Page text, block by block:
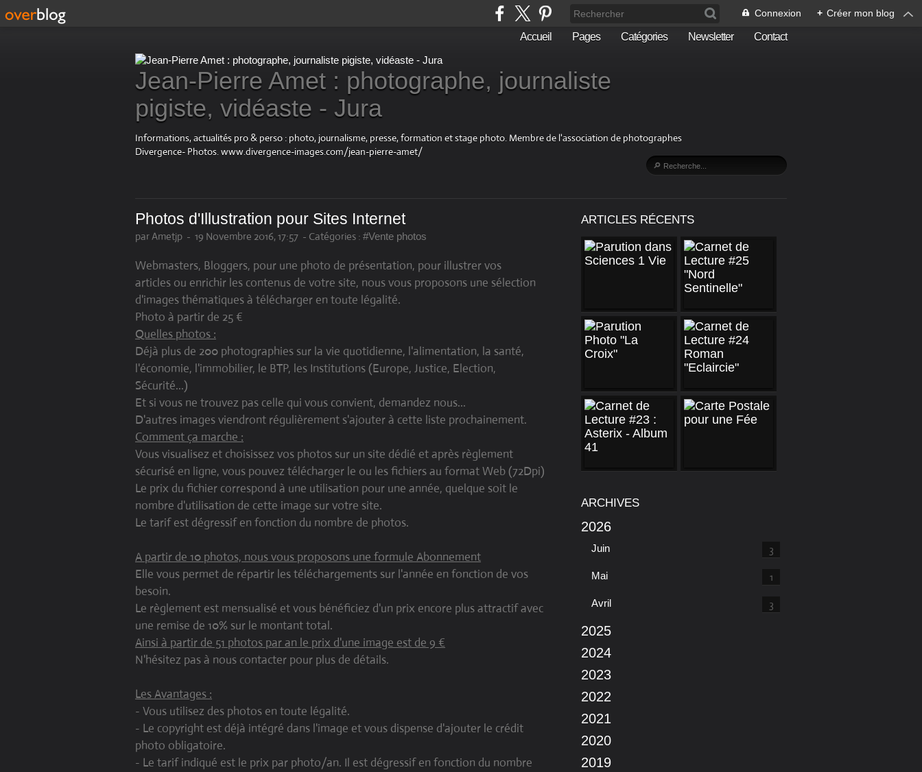
Connexion + Créer mon blog
Accueil Pages Catégories Newsletter Contact
Jean-Pierre Amet : photographe, journaliste
pigiste, vidéaste - Jura
Informations, actualités pro & perso : photo, journalisme, presse, formation et stage photo. Membre de l'association de photographes
Divergence- Photos. www.divergence-images.com/jean-pierre-amet/
Photos d'Illustration pour Sites Internet
par Ametjp - 19 Novembre 2016, 17:57 - Catégories : #Vente photos
Webmasters, Bloggers, pour une photo de présentation, pour illustrer vos
articles ou enrichir les contenus de votre site, nous vous proposons une sélection
d'images thématiques à télécharger en toute légalité.
Photo à partir de 25 €
Quelles photos :
Déjà plus de 200 photographies sur la vie quotidienne, l'alimentation, la santé,
l'économie, l'immobilier, le BTP, les Institutions (Europe, Justice, Election,
Sécurité...)
Et si vous ne trouvez pas celle qui vous convient, demandez nous...
D'autres images viendront régulièrement s'ajouter à cette liste prochainement.
Comment ça marche :
Vous visualisez et choisissez vos photos sur un site dédié et après règlement
sécurisé en ligne, vous pouvez télécharger le ou les fichiers au format Web (72Dpi)
Le prix du fichier correspond à une utilisation pour une année, quelque soit le
nombre d'utilisation de cette image sur votre site.
Le tarif est dégressif en fonction du nombre de photos.
A partir de 10 photos, nous vous proposons une formule Abonnement
Elle vous permet de répartir les téléchargements sur l'année en fonction de vos
besoin.
Le règlement est mensualisé et vous bénéficiez d'un prix encore plus attractif avec
une remise de 10% sur le montant total.
Ainsi à partir de 51 photos par an le prix d'une image est de 9 €
N'hésitez pas à nous contacter pour plus de détails.
Les Avantages :
- Vous utilisez des photos en toute légalité.
- Le copyright est déjà intégré dans l'image et vous dispense d'ajouter le crédit
photo obligatoire.
- Le tarif indiqué est le prix par photo/an. Il est dégressif en fonction du nombre
ARTICLES RÉCENTS
ARCHIVES
2026
Juin 3
Mai 1
Avril 3
2025
2024
2023
2022
2021
2020
2019